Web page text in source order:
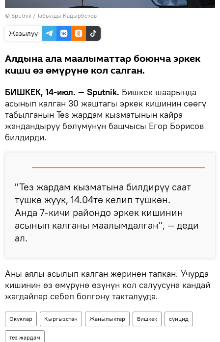
© Sputnik / Табылды Кадырбеков
Жазылуу
Алдына ала маалыматтар боюнча эркек
киши өз өмүрүнө кол салган.
БИШКЕК, 14-июл. — Sputnik. Бишкек шаарында
асынып калган 30 жаштагы эркек кишинин сөөгү
табылганын Тез жардам кызматынын кайра
жандандыруу бөлүмүнүн башчысы Егор Борисов
билдирди.
"Тез жардам кызматына билдирүү саат
түшкө жуук, 14.04тө келип түшкөн.
Анда 7-кичи райондо эркек кишинин
асынып калганы маалымдалган", — деди
ал.
Аны аялы асылып калган жеринен тапкан. Учурда
кишинин өз өмүрүнө өзүнүн кол салуусуна кандай
жагдайлар себеп болгону такталууда.
Окуялар Кыргызстан Жаңылыктар Бишкек суицид
тез жардам